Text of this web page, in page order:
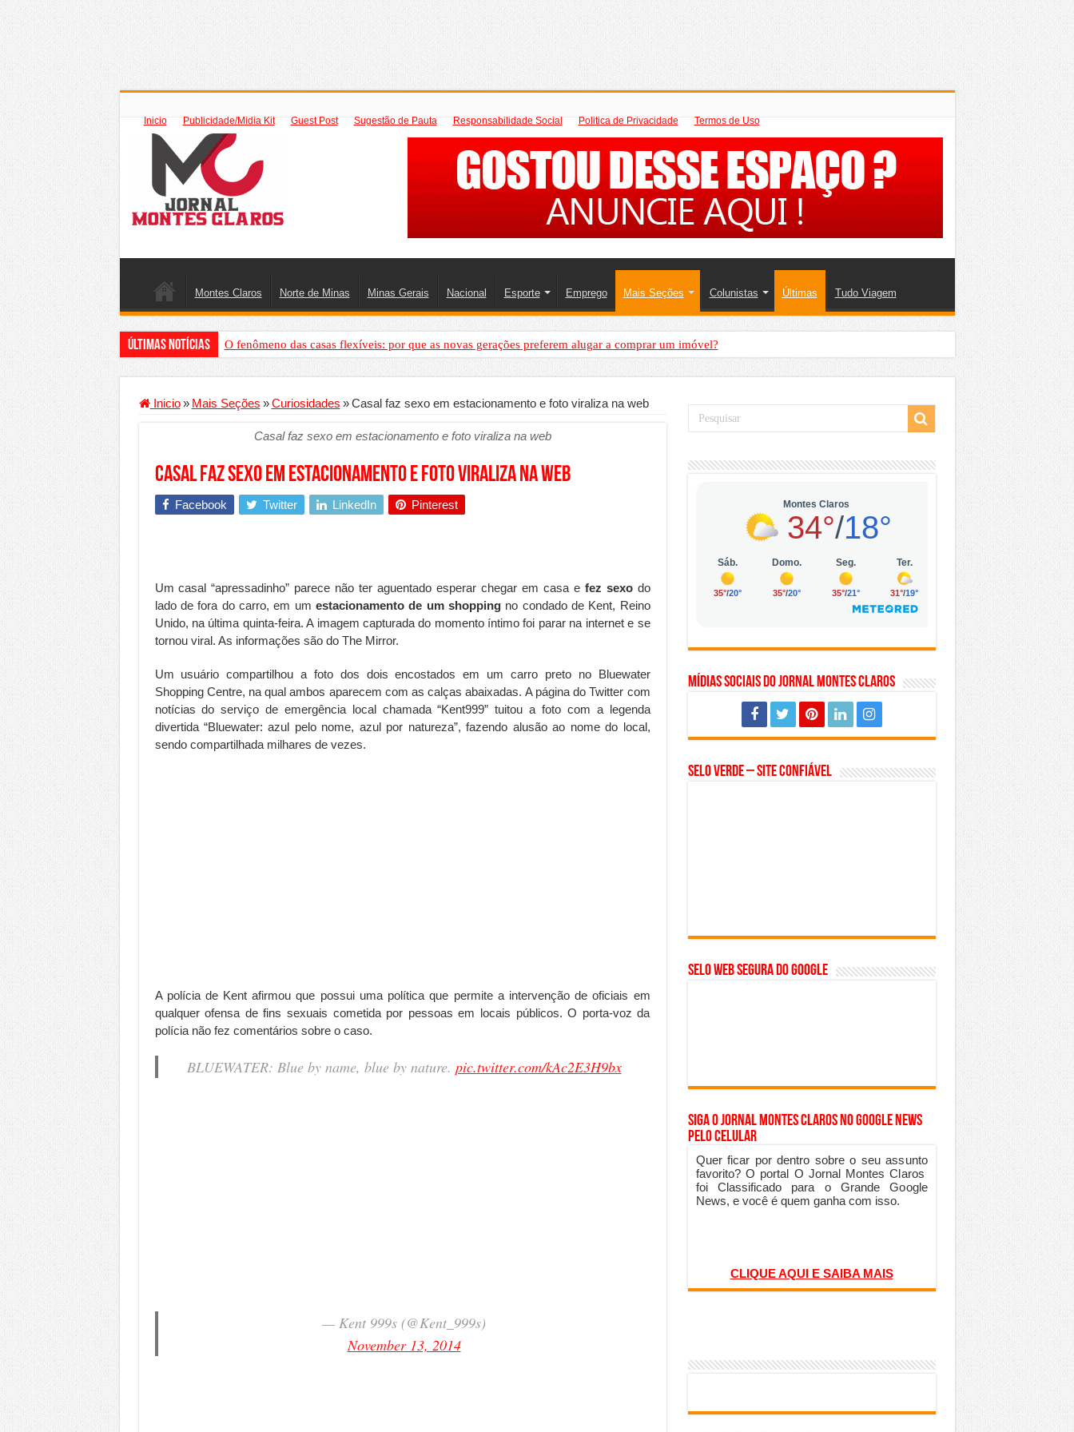
Inicio Publicidade/Midia Kit Guest Post Sugestão de Pauta Responsabilidade Social Politica de Privacidade Termos de Uso
Montes Claros Norte de Minas Minas Gerais Nacional Esporte Emprego Mais Seções Colunistas Últimas Tudo Viagem
Últimas Notícias O fenômeno das casas flexíveis: por que as novas gerações preferem alugar a comprar um imóvel?
Criador de Sites ou VPS: como saber a hora certa de evoluir sua infraestrutura digital
Conheça a melhor empresa de transfer passeios e traslados em Porto Seguro, Bahia
Comércio Interativo ganha força no Brasil com a chegada da VIVAMOMENTO ao polo empresarial da Vila Olímpia, em São Paulo
PF e Emissoras Apertam o Cerco Contra Streamings Piratas: Entenda o Bloqueio e o Que Muda
De economista a referência nacional: como Jaque Rosa ensina tarólogas a faturarem mais de R$ 10 mil no digital
Do estudo à aprovação: como planejar sua trajetória acadêmica e profissional
Tomada de decisão estratégica: como usar dados e regulamentações a seu favor
Investimento em energia limpa chega para brasileiros: ZCT traz oportunidades de lucro seguro com solar, eólica e hidrogênio verde
Qualidade do produto e percepção do consumidor: como marcas evitam ruídos no mercado
O Crescimento da Influência de Especialistas Independentes
Inicio » Mais Seções » Curiosidades » Casal faz sexo em estacionamento e foto viraliza na web
Casal faz sexo em estacionamento e foto viraliza na web
Casal faz sexo em estacionamento e foto viraliza na web
Facebook Twitter LinkedIn Pinterest
Um casal “apressadinho” parece não ter aguentado esperar chegar em casa e fez sexodo
lado de fora do carro, em um estacionamento de um shoppingno condado de Kent, Reino
Unido, na última quinta-feira. A imagem capturada do momento íntimo foi parar na internet e se
tornou viral. As informações são do The Mirror.
Um usuário compartilhou a foto dos dois encostados em um carro preto no Bluewater
Shopping Centre, na qual ambos aparecem com as calças abaixadas. A página do Twitter com
notícias do serviço de emergência local chamada “Kent999” tuitou a foto com a legenda
divertida “Bluewater: azul pelo nome, azul por natureza”, fazendo alusão ao nome do local,
sendo compartilhada milhares de vezes.
A polícia de Kent afirmou que possui uma política que permite a intervenção de oficiais em
qualquer ofensa de fins sexuais cometida por pessoas em locais públicos. O porta-voz da
polícia não fez comentários sobre o caso.
BLUEWATER: Blue by name, blue by nature. pic.twitter.com/kAc2E3H9bx
— Kent 999s (@Kent_999s)
November 13, 2014
Mídias Sociais do Jornal Montes Claros
Selo Verde – Site Confiável
SELO WEB SEGURA do GOOGLE
Siga o Jornal Montes Claros no Google News
pelo Celular
Quer ficar por dentro sobre o seu assunto
favorito? O portal O Jornal Montes Claros
foi Classificado para o Grande Google
News, e você é quem ganha com isso.
CLIQUE AQUI E SAIBA MAIS